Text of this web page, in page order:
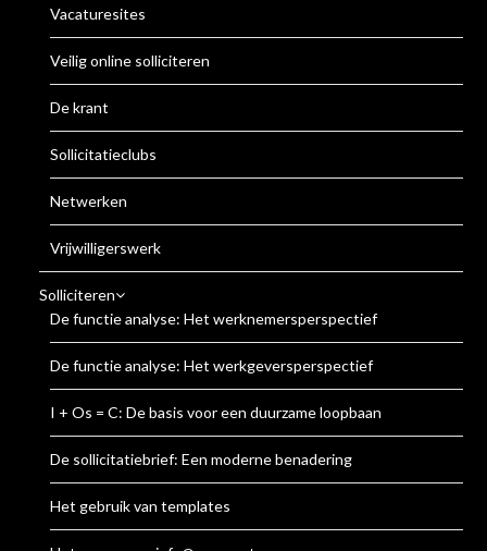
Vacaturesites
Veilig online solliciteren
De krant
Sollicitatieclubs
Netwerken
Vrijwilligerswerk
Solliciteren
De functie analyse: Het werknemersperspectief
De functie analyse: Het werkgeversperspectief
I + Os = C: De basis voor een duurzame loopbaan
De sollicitatiebrief: Een moderne benadering
Het gebruik van templates